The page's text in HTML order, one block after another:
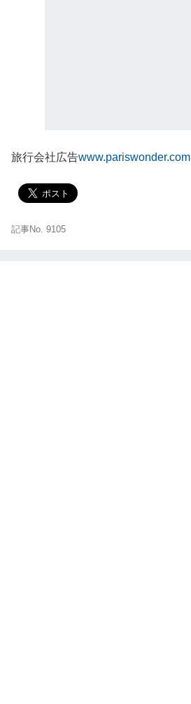
旅行会社広告www.pariswonder.com
記事No. 9105